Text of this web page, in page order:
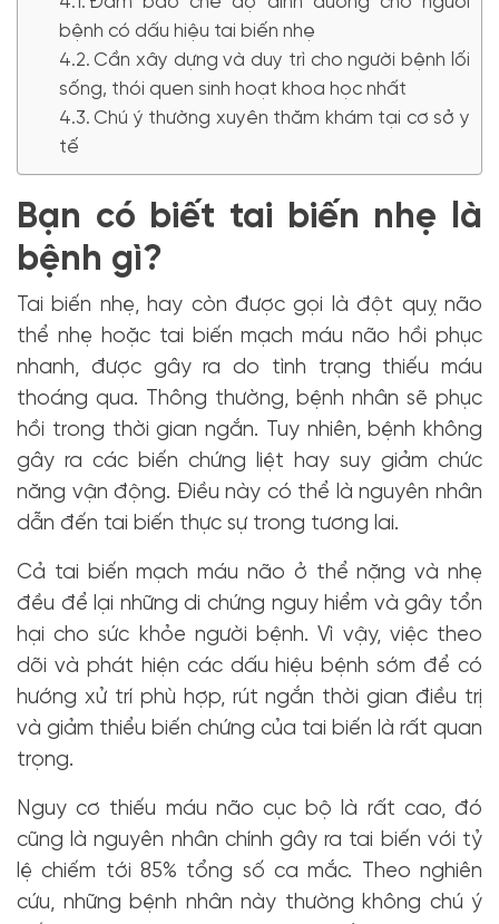
bệnh có dấu hiệu tai biến nhẹ
Cần xây dựng và duy trì cho người bệnh lối
sống, thói quen sinh hoạt khoa học nhất
Chú ý thường xuyên thăm khám tại cơ sở y
tế
Bạn có biết tai biến nhẹ là
bệnh gì?
Tai biến nhẹ, hay còn được gọi là đột quỵ não
thể nhẹ hoặc tai biến mạch máu não hồi phục
nhanh, được gây ra do tình trạng thiếu máu
thoáng qua. Thông thường, bệnh nhân sẽ phục
hồi trong thời gian ngắn. Tuy nhiên, bệnh không
gây ra các biến chứng liệt hay suy giảm chức
năng vận động. Điều này có thể là nguyên nhân
dẫn đến tai biến thực sự trong tương lai.
Cả tai biến mạch máu não ở thể nặng và nhẹ
đều để lại những di chứng nguy hiểm và gây tổn
hại cho sức khỏe người bệnh. Vì vậy, việc theo
dõi và phát hiện các dấu hiệu bệnh sớm để có
hướng xử trí phù hợp, rút ngắn thời gian điều trị
và giảm thiểu biến chứng của tai biến là rất quan
trọng.
Nguy cơ thiếu máu não cục bộ là rất cao, đó
cũng là nguyên nhân chính gây ra tai biến với tỷ
lệ chiếm tới 85% tổng số ca mắc. Theo nghiên
cứu, những bệnh nhân này thường không chú ý